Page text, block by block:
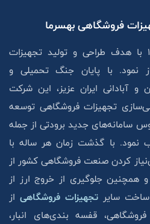
فروشگاهی بهسرما
در سال ۱۳۶۴ با هدف طراحی و تولید تجهیزات
نمود. با پایان جنگ تحمیلی و
آبادانی ایران عزیز، این شرکت
تجهیزات فروشگاهی توسعه
سامانه‌های جدید برودتی از جمله
نمود. با گذشت زمان هر ساله با
کردن صنعت فروشگاهی کشور از
همچنین جلوگیری از خروج ارز از
سایر تجهیزات فروشگاهی از
قفسه بندی‌های انبار،